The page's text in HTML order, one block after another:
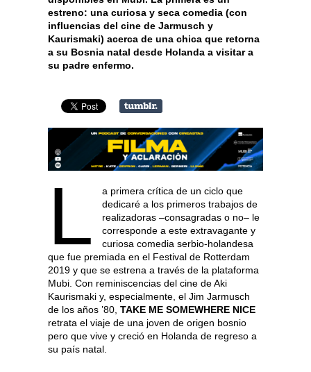
estreno: una curiosa y seca comedia (con
influencias del cine de Jarmusch y
Kaurismaki) acerca de una chica que retorna
a su Bosnia natal desde Holanda a visitar a
su padre enfermo.
L
a primera crítica de un ciclo que
dedicaré a los primeros trabajos de
realizadoras –consagradas o no– le
corresponde a este extravagante y
curiosa comedia serbio-holandesa
que fue premiada en el Festival de Rotterdam
2019 y que se estrena a través de la plataforma
Mubi. Con reminiscencias del cine de Aki
Kaurismaki y, especialmente, el Jim Jarmusch
de los años ’80, TAKE ME SOMEWHERE NICE
retrata el viaje de una joven de origen bosnio
pero que vive y creció en Holanda de regreso a
su país natal.